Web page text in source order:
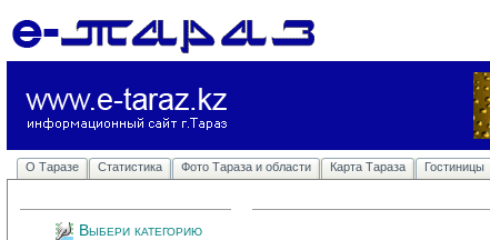
О Таразе Статистика Фото Тараза и области Карта Тараза Гостиницы
Выбери категорию